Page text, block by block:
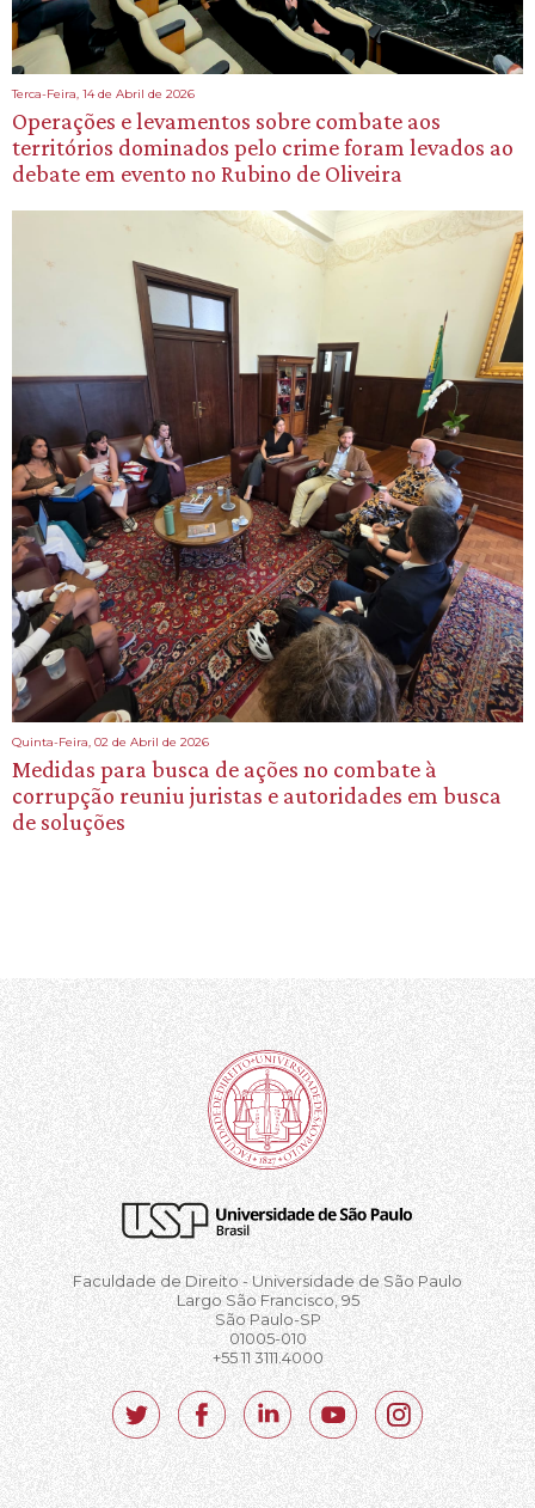
Terca-Feira, 14 de Abril de 2026
Operações e levamentos sobre combate aos
territórios dominados pelo crime foram levados ao
debate em evento no Rubino de Oliveira
Quinta-Feira, 02 de Abril de 2026
Medidas para busca de ações no combate à
corrupção reuniu juristas e autoridades em busca
de soluções
Faculdade de Direito - Universidade de São Paulo
Largo São Francisco, 95
São Paulo-SP
01005-010
+55 11 3111.4000